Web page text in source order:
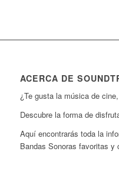
ACERCA DE
¿Te gusta la música de
Descubre la forma de
Aquí encontrarás toda la
Bandas Sonoras favoritas y